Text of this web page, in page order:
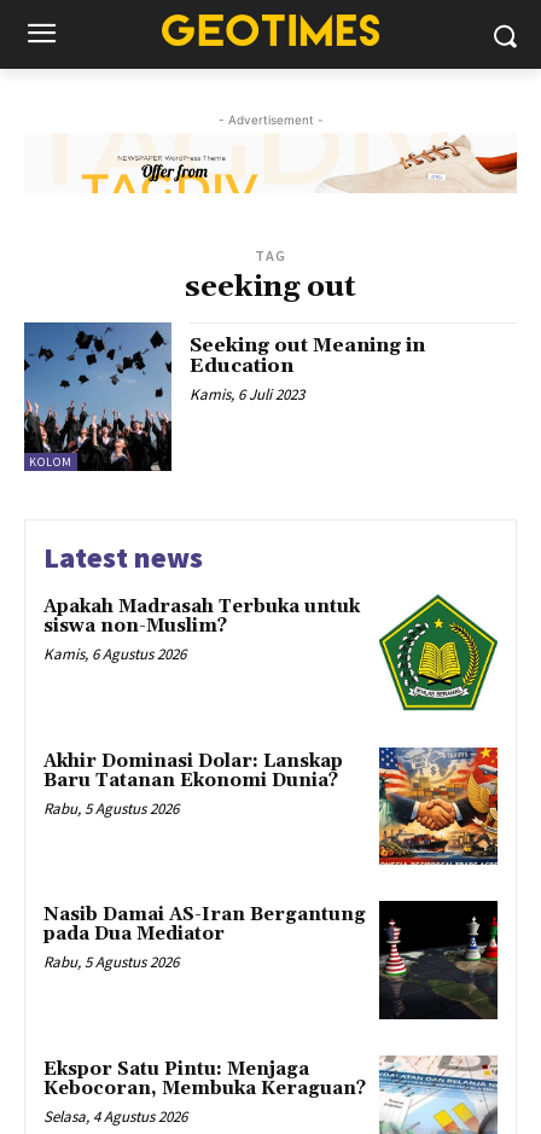
- Advertisement -
TAG
seeking out
KOLOM
Seeking out Meaning in
Education
Kamis, 6 Juli 2023
Latest news
Apakah Madrasah Terbuka untuk
siswa non-Muslim?
Kamis, 6 Agustus 2026
Akhir Dominasi Dolar: Lanskap
Baru Tatanan Ekonomi Dunia?
Rabu, 5 Agustus 2026
Nasib Damai AS-Iran Bergantung
pada Dua Mediator
Rabu, 5 Agustus 2026
Ekspor Satu Pintu: Menjaga
Kebocoran, Membuka Keraguan?
Selasa, 4 Agustus 2026